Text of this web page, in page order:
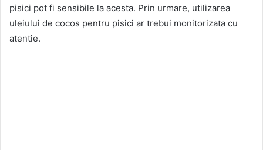
pisici pot fi sensibile la acesta. Prin urmare, utilizarea
uleiului de cocos pentru pisici ar trebui monitorizata cu
atentie.